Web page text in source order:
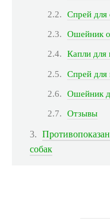
Спрей для
Ошейник
Капли для
Спрей для
Ошейник
Отзывы
собак